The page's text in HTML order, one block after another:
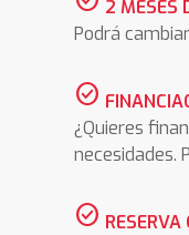
2 MESES
Podrá
check_circle
¿Quieres
necesidades.
check_circle